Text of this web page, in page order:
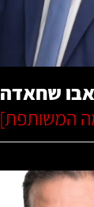
עוד
שחאדה
המשותפת]